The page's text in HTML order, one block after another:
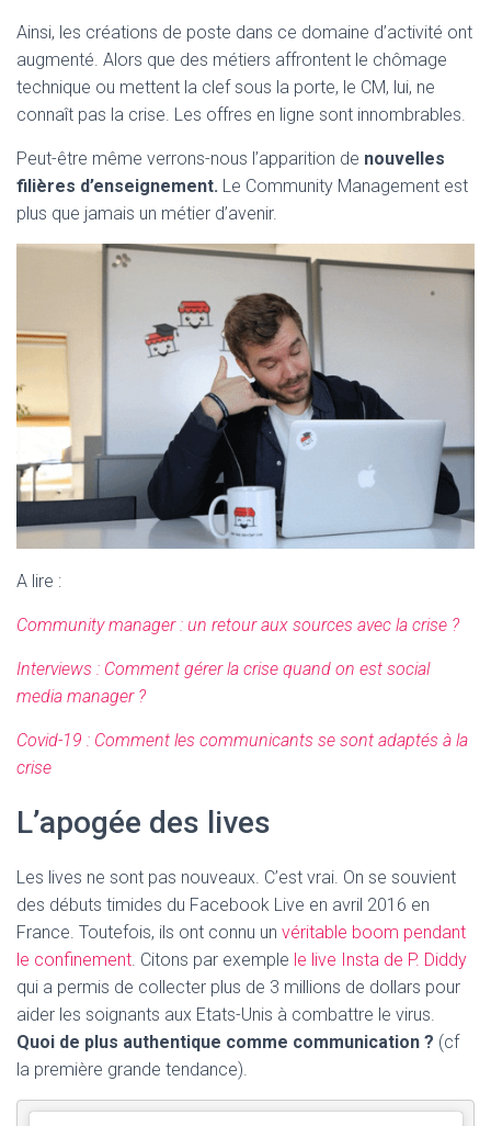
Ainsi, les créations de poste dans ce domaine d’activité ont
augmenté. Alors que des métiers affrontent le chômage
technique ou mettent la clef sous la porte, le CM, lui, ne
connaît pas la crise. Les offres en ligne sont innombrables.
Peut-être même verrons-nous l’apparition de nouvelles
filières d’enseignement. Le Community Management est
plus que jamais un métier d’avenir.
A lire :
Community manager : un retour aux sources avec la crise ?
Interviews : Comment gérer la crise quand on est social
media manager ?
Covid-19 : Comment les communicants se sont adaptés à la
crise
L’apogée des lives
Les lives ne sont pas nouveaux. C’est vrai. On se souvient
des débuts timides du Facebook Live en avril 2016 en
France. Toutefois, ils ont connu un véritable boom pendant
le confinement . Citons par exemple le live Insta de P. Diddy
qui a permis de collecter plus de 3 millions de dollars pour
aider les soignants aux Etats-Unis à combattre le virus.
Quoi de plus authentique comme communication ? (cf
la première grande tendance).